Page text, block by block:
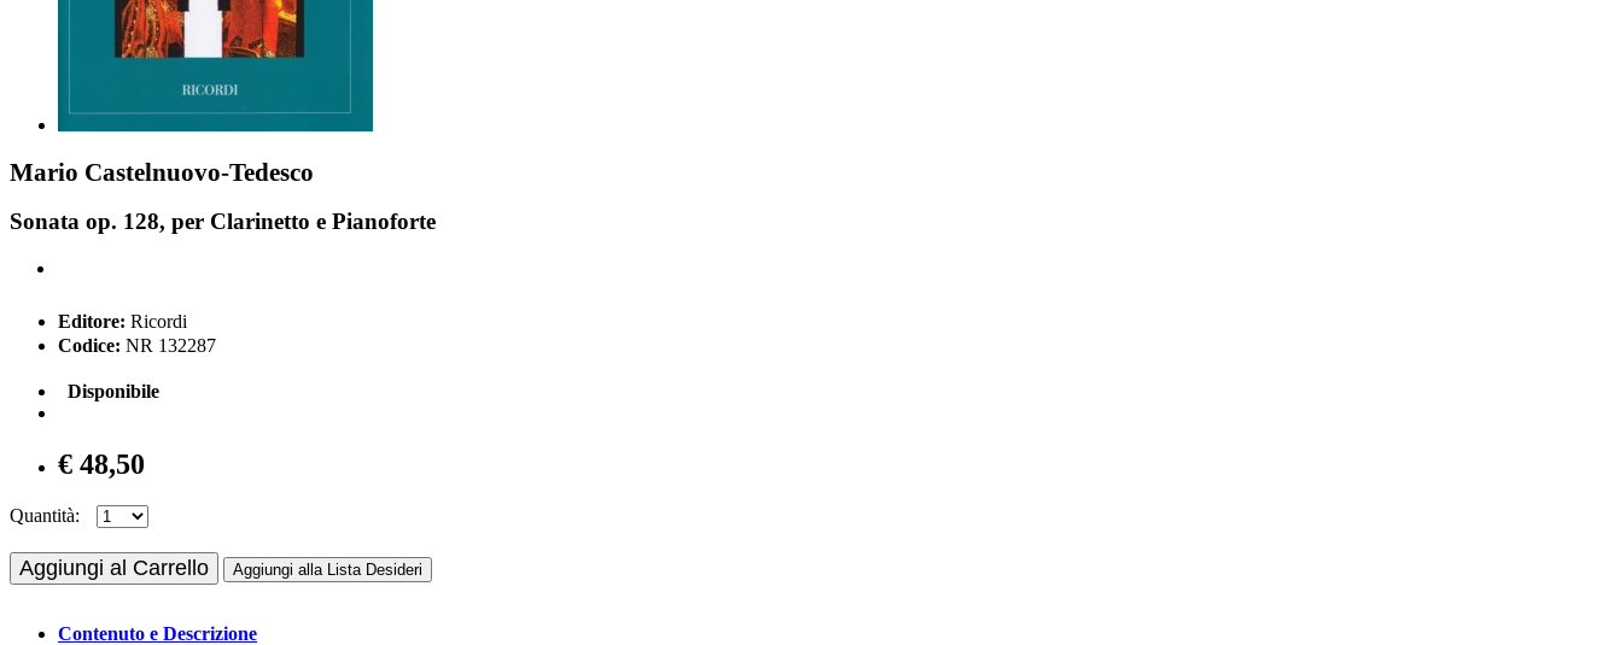
Mario Castelnuovo-Tedesco
Sonata op. 128, per Clarinetto e Pianoforte
Editore: Ricordi
Codice: NR 132287
Disponibile
€ 48,50
Quantità:
Aggiungi al Carrello Aggiungi alla Lista Desideri
Contenuto e Descrizione